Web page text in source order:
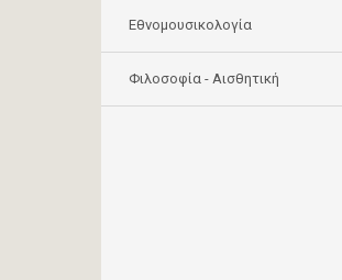
Εθνομουσικολογία
Φιλοσοφία - Αισθητική